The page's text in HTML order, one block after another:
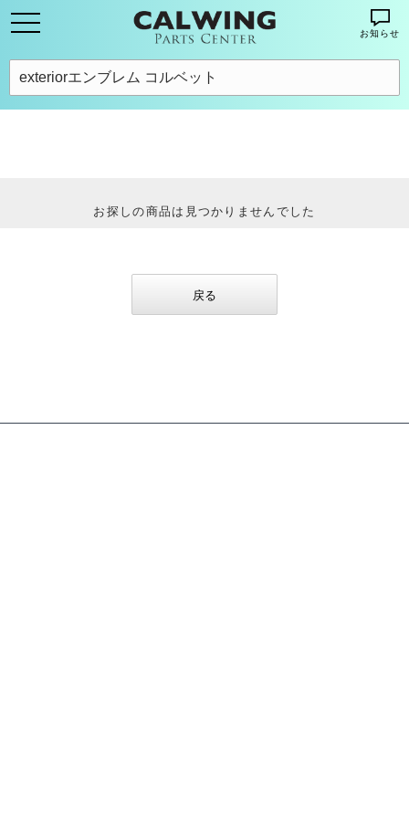
お知らせ
お探しの商品は見つかりませんでした
戻る